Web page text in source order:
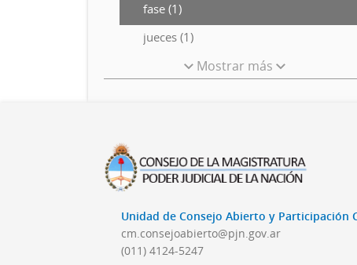
fase (1)
jueces (1)
Mostrar más
Unidad de Consejo Abierto y Participación
cm.consejoabierto@pjn.gov.ar
(011) 4124-5247